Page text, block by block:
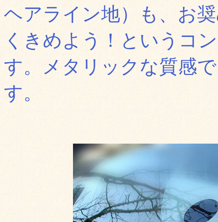
ヘアライン地）も、お
くきめよう！というコ
す。メタリックな質感
す。